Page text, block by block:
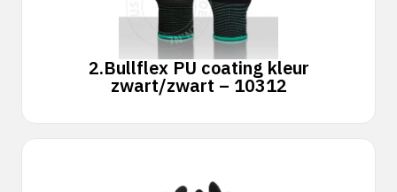
2.Bullflex PU coating kleur
zwart/zwart – 10312